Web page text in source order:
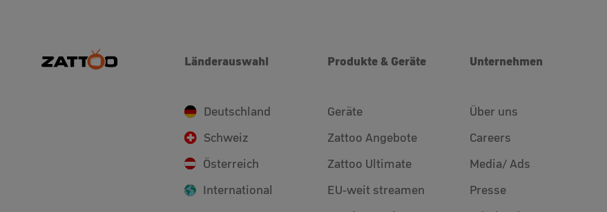
Länderauswahl
Deutschland
Schweiz
Österreich
International
Produkte & Geräte
Geräte
Zattoo Angebote
Zattoo Ultimate
EU-weit streamen
Unternehmen
Über uns
Careers
Media/ Ads
Presse